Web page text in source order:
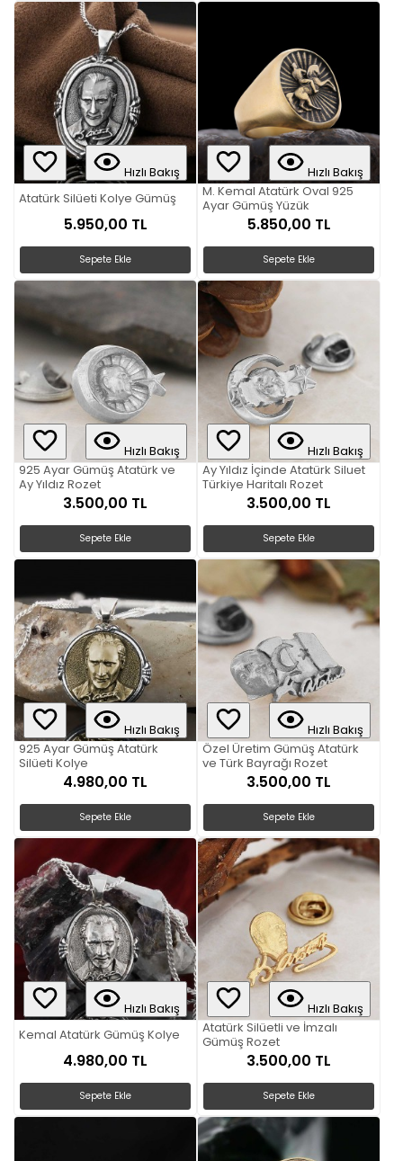
Hızlı Bakış
Atatürk Silüeti Kolye Gümüş
5.950,00 TL
Sepete Ekle
Hızlı Bakış
M. Kemal Atatürk Oval 925
Ayar Gümüş Yüzük
5.850,00 TL
Sepete Ekle
Hızlı Bakış
925 Ayar Gümüş Atatürk ve
Ay Yıldız Rozet
3.500,00 TL
Sepete Ekle
Hızlı Bakış
Ay Yıldız İçinde Atatürk Siluet
Türkiye Haritalı Rozet
3.500,00 TL
Sepete Ekle
Hızlı Bakış
925 Ayar Gümüş Atatürk
Silüeti Kolye
4.980,00 TL
Sepete Ekle
Hızlı Bakış
Özel Üretim Gümüş Atatürk
ve Türk Bayrağı Rozet
3.500,00 TL
Sepete Ekle
Hızlı Bakış
Kemal Atatürk Gümüş Kolye
4.980,00 TL
Sepete Ekle
Hızlı Bakış
Atatürk Silüetli ve İmzalı
Gümüş Rozet
3.500,00 TL
Sepete Ekle